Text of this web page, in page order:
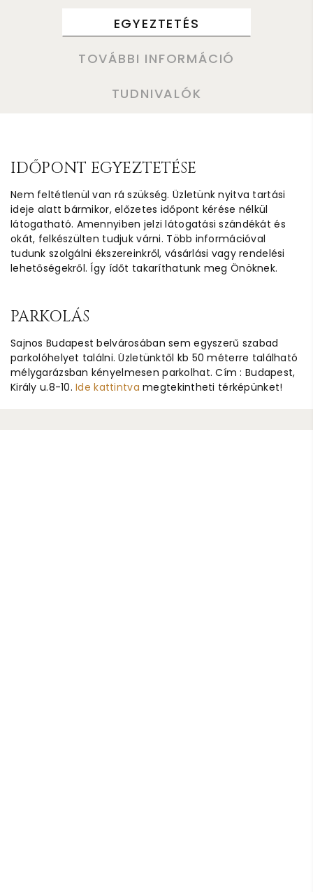
EGYEZTETÉS
TOVÁBBI INFORMÁCIÓ
TUDNIVALÓK
IDŐPONT EGYEZTETÉSE
Nem feltétlenül van rá szükség. Üzletünk nyitva tartási
ideje alatt bármikor, előzetes időpont kérése nélkül
látogatható. Amennyiben jelzi látogatási szándékát és
okát, felkészülten tudjuk várni. Több információval
tudunk szolgálni ékszereinkről, vásárlási vagy rendelési
lehetőségekről. Így ídőt takaríthatunk meg Önöknek.
PARKOLÁS
Sajnos Budapest belvárosában sem egyszerű szabad
parkolóhelyet találni. Üzletünktől kb 50 méterre található
mélygarázsban kényelmesen parkolhat. Cím : Budapest,
Király u.8-10.Ide kattintva megtekintheti térképünket!